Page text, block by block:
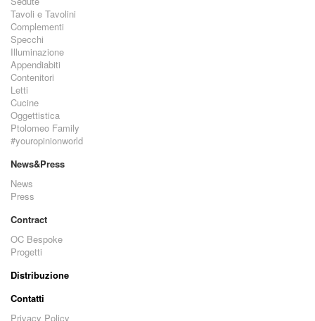
Tavoli e Tavolini
Complementi
Specchi
Illuminazione
Appendiabiti
Contenitori
Letti
Cucine
Oggettistica
Ptolomeo Family
#youropinionworld
News&Press
News
Press
Contract
OC Bespoke
Progetti
Distribuzione
Contatti
Privacy Policy